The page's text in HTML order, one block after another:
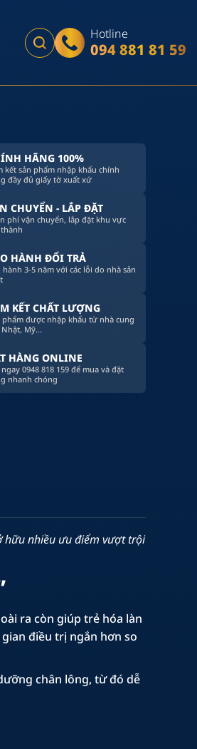
Hotline
094 881 81 59
HÃNG 100%
kết sản phẩm nhập khẩu chính
đầy đủ giấy tờ xuất xứ
CHUYỂN - LẮP ĐẶT
phí vận chuyển, lắp đặt khu vực
HÀNH ĐỔI TRẢ
hành 3-5 năm với các lỗi do nhà sản
KẾT CHẤT LƯỢNG
phẩm được nhập khẩu từ nhà cung
Nhật, Mỹ...
HÀNG ONLINE
0948 818 159 để mua và đặt
nhanh chóng
hữu nhiều ưu điểm vượt trội
ra còn giúp trẻ hóa làn
điều trị ngắn hơn so
chân lông, từ đó dễ